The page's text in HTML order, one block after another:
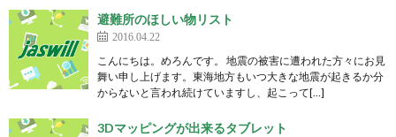
避難所のほしい物リスト
2016.04.22
こんにちは。めろんです。 地震の被害に遭われた方々にお見
舞い申し上げます。東海地方もいつ大きな地震が起きるか分
からないと言われ続けていますし、起こって[…]
3Dマッピングが出来るタブレット